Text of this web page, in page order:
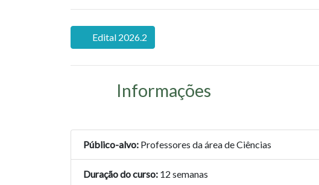
Edital 2026.2
Informações
Público-alvo: Professores da área de Ciências
Duração do curso: 12 semanas